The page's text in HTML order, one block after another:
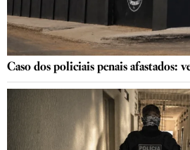
Caso dos policiais penais afastados: